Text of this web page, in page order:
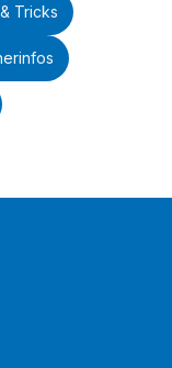
Tricks